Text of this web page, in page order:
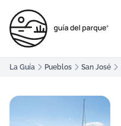
La Guía Pueblos San José